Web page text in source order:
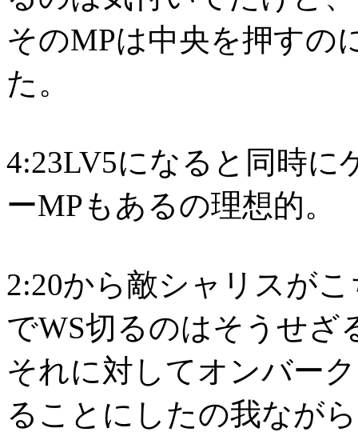
そのMPは中央を押すの
た。
4:23LV5になると同時
ーMPもあるの理想的。
2:20から敵シャリスが
でWS切るのはそうせざ
それに対してオンバー
ることにしたの我なが